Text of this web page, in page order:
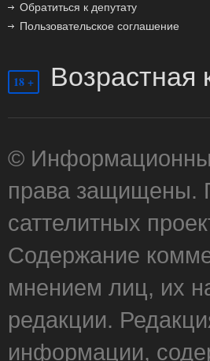
Обратиться к депутату
Пользовательское соглашение
18 + Возрастная
©
права защищены.
саттелитных
Содержание
мнением лиц, их
редакции.
информации,